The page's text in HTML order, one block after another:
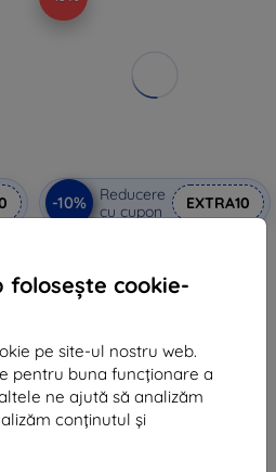
folosește cookie-
pe site-ul nostru web.
pentru buna funcționare a
ne ajută să analizăm
conținutul și
-10%
Reducere
cu cupon
EXTRA10
Galaxy Watch7 (40mm)
(ACS08336)
În stoc 4 buc